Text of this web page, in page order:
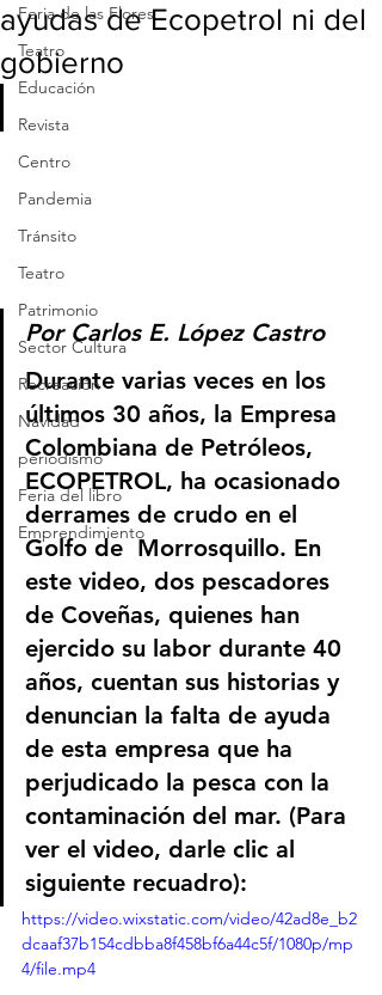
Feria de las Flores
Teatro
Educación
Revista
Centro
Pandemia
Tránsito
Teatro
Patrimonio
Sector Cultura
Recreación
Navidad
periodismo
Feria del libro
Emprendimiento
ayudas de Ecopetrol ni del
gobierno
Por Carlos E. López Castro
Durante varias veces en los
últimos 30 años, la Empresa
Colombiana de Petróleos,
ECOPETROL, ha ocasionado
derrames de crudo en el
Golfo de  Morrosquillo. En
este video, dos pescadores
de Coveñas, quienes han
ejercido su labor durante 40
años, cuentan sus historias y
denuncian la falta de ayuda
de esta empresa que ha
perjudicado la pesca con la
contaminación del mar. (Para
ver el video, darle clic al
siguiente recuadro):
https://video.wixstatic.com/video/42ad8e_b2
dcaaf37b154cdbba8f458bf6a44c5f/1080p/mp
4/file.mp4